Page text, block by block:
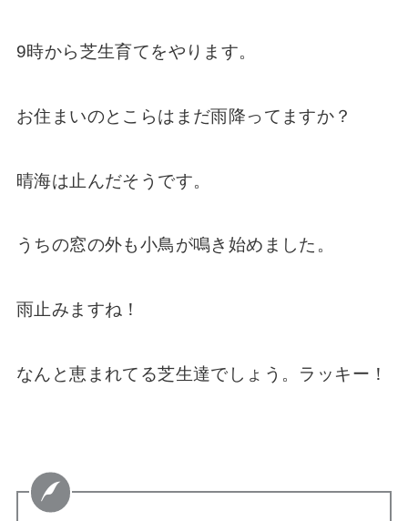
9時から芝生育てをやります。
お住まいのとこらはまだ雨降ってますか？
晴海は止んだそうです。
うちの窓の外も小鳥が鳴き始めました。
雨止みますね！
なんと恵まれてる芝生達でしょう。ラッキー！